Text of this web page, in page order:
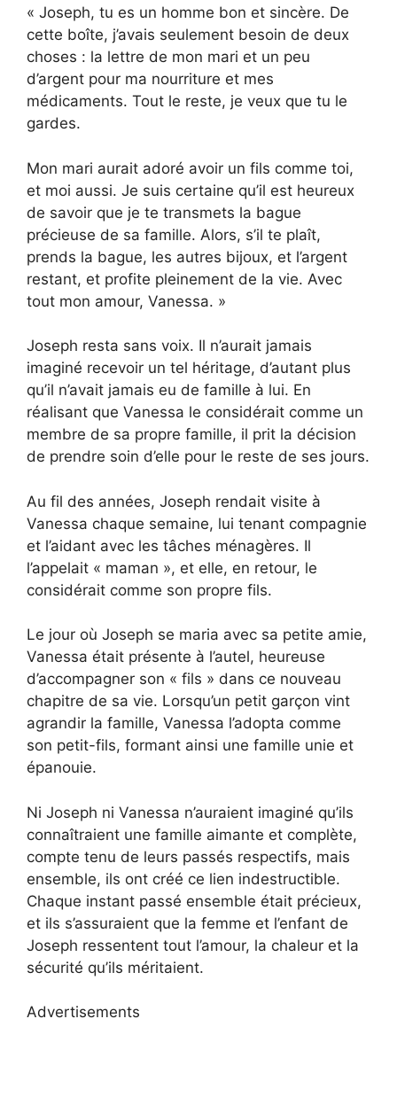
« Joseph, tu es un homme bon et sincère. De
cette boîte, j’avais seulement besoin de deux
choses : la lettre de mon mari et un peu
d’argent pour ma nourriture et mes
médicaments. Tout le reste, je veux que tu le
gardes.
Mon mari aurait adoré avoir un fils comme toi,
et moi aussi. Je suis certaine qu’il est heureux
de savoir que je te transmets la bague
précieuse de sa famille. Alors, s’il te plaît,
prends la bague, les autres bijoux, et l’argent
restant, et profite pleinement de la vie. Avec
tout mon amour, Vanessa. »
Joseph resta sans voix. Il n’aurait jamais
imaginé recevoir un tel héritage, d’autant plus
qu’il n’avait jamais eu de famille à lui. En
réalisant que Vanessa le considérait comme un
membre de sa propre famille, il prit la décision
de prendre soin d’elle pour le reste de ses jours.
Au fil des années, Joseph rendait visite à
Vanessa chaque semaine, lui tenant compagnie
et l’aidant avec les tâches ménagères. Il
l’appelait « maman », et elle, en retour, le
considérait comme son propre fils.
Le jour où Joseph se maria avec sa petite amie,
Vanessa était présente à l’autel, heureuse
d’accompagner son « fils » dans ce nouveau
chapitre de sa vie. Lorsqu’un petit garçon vint
agrandir la famille, Vanessa l’adopta comme
son petit-fils, formant ainsi une famille unie et
épanouie.
Ni Joseph ni Vanessa n’auraient imaginé qu’ils
connaîtraient une famille aimante et complète,
compte tenu de leurs passés respectifs, mais
ensemble, ils ont créé ce lien indestructible.
Chaque instant passé ensemble était précieux,
et ils s’assuraient que la femme et l’enfant de
Joseph ressentent tout l’amour, la chaleur et la
sécurité qu’ils méritaient.
Advertisements